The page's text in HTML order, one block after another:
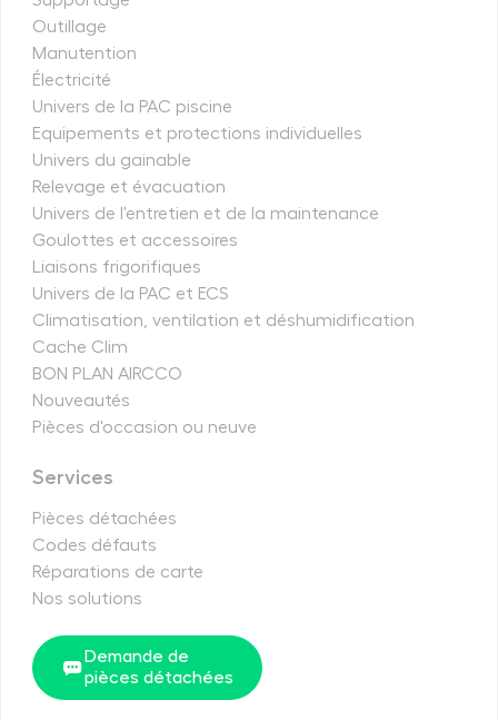
Outillage
Manutention
Électricité
Univers de la PAC piscine
Equipements et protections individuelles
Univers du gainable
Relevage et évacuation
Univers de l'entretien et de la maintenance
Goulottes et accessoires
Liaisons frigorifiques
Univers de la PAC et ECS
Climatisation, ventilation et déshumidification
Cache Clim
BON PLAN AIRCCO
Nouveautés
Pièces d'occasion ou neuve
Services
Pièces détachées
Codes défauts
Réparations de carte
Nos solutions
Demande de
pièces détachées